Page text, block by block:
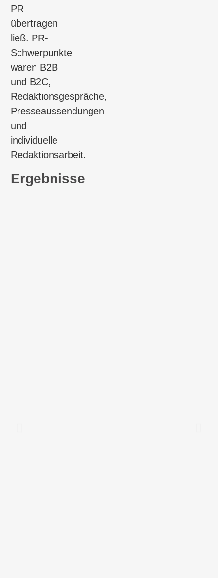
PR
übertragen
ließ. PR-
Schwerpunkte
waren B2B
und B2C,
Redaktionsgespräche,
Presseaussendungen
und
individuelle
Redaktionsarbeit.
Ergebnisse